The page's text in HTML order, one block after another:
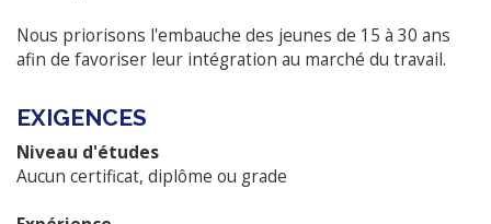
Nous priorisons l'embauche des jeunes de 15 à 30 ans
afin de favoriser leur intégration au marché du travail.
EXIGENCES
Niveau d'études
Aucun certificat, diplôme ou grade